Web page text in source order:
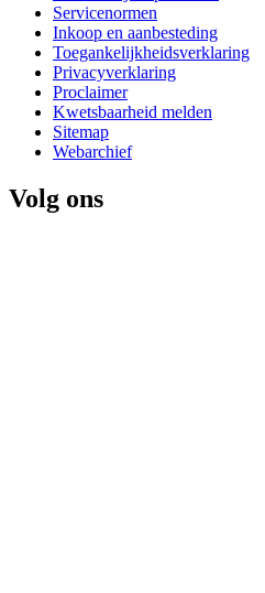
Servicenormen
Inkoop en aanbesteding
Toegankelijkheidsverklaring
Privacyverklaring
Proclaimer
Kwetsbaarheid melden
Sitemap
Webarchief
Volg ons